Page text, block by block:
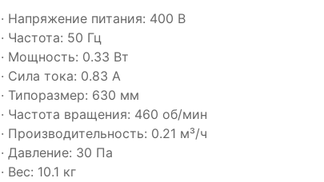
· Напряжение питания: 400 В
· Частота: 50 Гц
· Мощность: 0.33 Вт
· Сила тока: 0.83 А
· Типоразмер: 630 мм
· Частота вращения: 460 об/мин
· Производительность: 0.21 м³/ч
· Давление: 30 Па
· Вес: 10.1 кг